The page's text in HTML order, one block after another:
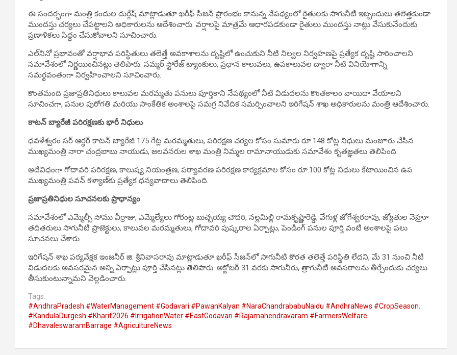
ఈ సందర్భంగా మంత్రి కందుల దుర్గేష్ మాట్లాడుతూ ఖరీఫ్ సీజన్ ప్రారంభం కానున్న నేపథ్యంలో రైతులకు సాగునీటి ఇబ్బందులు తలెత్తకుండా
ముందస్తు చర్యలు చేపట్టాలని అధికారులను ఆదేశించారు. వర్షాలపై మాత్రమే ఆధారపడకుండా రైతులు ముందస్తు నాట్లు వేసుకునేందుకు
ప్రణాళికలు సిద్ధం చేసుకోవాలని సూచించారు.
ఎల్‌నినో ప్రభావంతో వర్షాభావ పరిస్థితులు తలెత్తే అవకాశాలను దృష్టిలో ఉంచుకుని నీటి నిల్వల నిర్వహణపై ప్రత్యేక దృష్టి సారించాలని
సమావేశంలో నిర్ణయించినట్లు తెలిపారు. సమ్మర్ స్టోరేజ్ ట్యాంకులు, ప్రధాన కాలువలు, ఉపకాలువల ద్వారా నీటి వినియోగాన్ని
సమర్థవంతంగా నిర్వహించాలని సూచించారు.
కొంతమంది ప్రజాప్రతినిధులు కాలువల మరమ్మతు పనులు పూర్తికాని నేపథ్యంలో నీటి విడుదలను కొంతకాలం వాయిదా వేయాలని
సూచించగా, పనుల పురోగతి మరియు సాంకేతిక అంశాలపై సమగ్ర నివేదిక సమర్పించాలని ఇరిగేషన్ శాఖ అధికారులను మంత్రి ఆదేశించారు.
కాటన్ బ్యారేజీ పరిరక్షణకు భారీ నిధులు
ధవళేశ్వరం సర్ ఆర్థర్ కాటన్ బ్యారేజీ 175 గేట్ల మరమ్మతులు, పరిరక్షణ చర్యల కోసం సుమారు రూ.148 కోట్ల నిధులు మంజూరు చేసిన
ముఖ్యమంత్రి నారా చంద్రబాబు నాయుడు, జలవనరుల శాఖ మంత్రి నిమ్మల రామానాయుడుకు సమావేశం కృతజ్ఞతలు తెలిపింది.
అదేవిధంగా గోదావరి పరిరక్షణ, కాలుష్య నియంత్రణ, పర్యావరణ పరిరక్షణ కార్యక్రమాల కోసం రూ.100 కోట్ల నిధులు కేటాయించిన ఉప
ముఖ్యమంత్రి పవన్ కళ్యాణ్‌కు ప్రత్యేక ధన్యవాదాలు తెలిపింది.
ప్రజాప్రతినిధుల సూచనలకు ప్రాధాన్యం
సమావేశంలో ఎమ్మెల్సీ సోము వీర్రాజు, ఎమ్మెల్యేలు గోరంట్ల బుచ్చయ్య చౌదరి, నల్లమిల్లి రామకృష్ణారెడ్డి, వేగుళ్ల జోగేశ్వరరావు, జ్యోతుల నెహ్రూ
తదితరులు సాగునీటి ప్రాజెక్టులు, కాలువల మరమ్మతులు, గోదావరి పుష్కరాల ఏర్పాట్లు, పెండింగ్ పనుల పూర్తి వంటి అంశాలపై పలు
సూచనలు చేశారు.
ఇరిగేషన్ శాఖ పర్యవేక్షక ఇంజనీర్ జి. శ్రీనివాసరావు మాట్లాడుతూ ఖరీఫ్ సీజన్‌లో సాగునీటి కొరత తలెత్తే పరిస్థితి లేదని, మే 31 నుంచి నీటి
విడుదలకు అవసరమైన అన్ని ఏర్పాట్లు పూర్తి చేసినట్లు తెలిపారు. అక్టోబర్ 31 వరకు సాగునీరు, త్రాగునీటి అవసరాలను తీర్చేందుకు చర్యలు
తీసుకుంటున్నామని వెల్లడించారు.
Tags:
#AndhraPradesh #WaterManagement #Godavari #PawanKalyan #NaraChandrababuNaidu #AndhraNews #CropSeason,
#KandulaDurgesh #Kharif2026 #IrrigationWater #EastGodavari #Rajamahendravaram #FarmersWelfare
#DhavaleswaramBarrage #AgricultureNews